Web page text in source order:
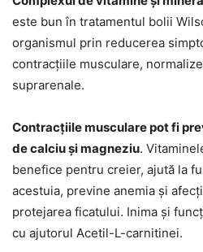
este bun în tratamentul bolii
organismul prin reducerea
contracțiile musculare,
suprarenale.
Contracțiile musculare pot fi
de calciu și magneziu.
benefice pentru creier, ajută la
acestuia, previne anemia și
protejarea ficatului. Inima și
cu ajutorul Acetil-L-carnitinei.